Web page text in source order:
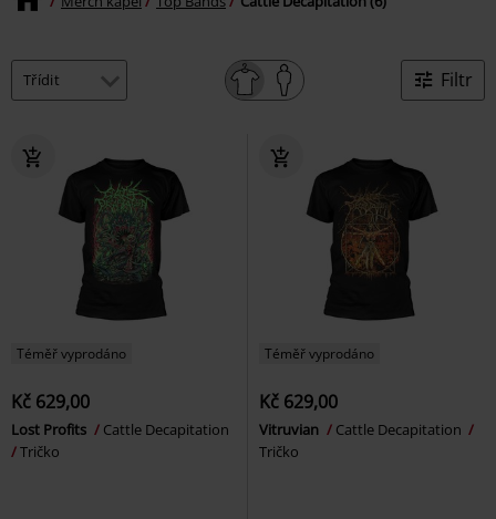
Filtr
Téměř vyprodáno
Kč 629,00
Lost Profits
Cattle Decapitation
Tričko
Téměř vyprodáno
Kč 629,00
Vitruvian
Cattle Decapitation
Tričko